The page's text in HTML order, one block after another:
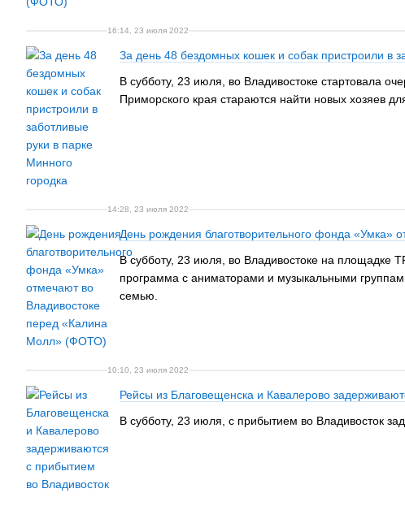
16:14, 23 июля 2022
За день 48 бездомных кошек и собак пристроили в
В субботу, 23 июля, во Владивостоке стартовала
Приморского края стараются найти новых хозяев
14:28, 23 июля 2022
День рождения благотворительного фонда
В субботу, 23 июля, во Владивостоке на площадке
программа с аниматорами и музыкальными
семью.
10:10, 23 июля 2022
Рейсы из Благовещенска и Кавалерово
В субботу, 23 июля, с прибытием во Владивосток